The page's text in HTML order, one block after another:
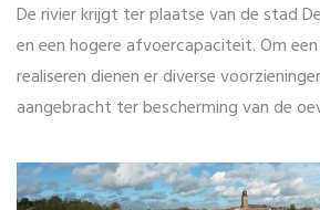
De rivier krijgt ter plaatse van de stad
en een hogere afvoercapaciteit. Om
realiseren dienen er diverse
aangebracht ter bescherming van de